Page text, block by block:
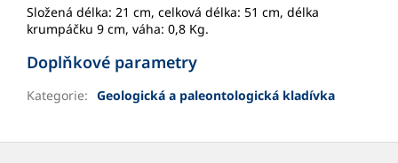
Složená délka: 21 cm, celková délka: 51 cm, délka
krumpáčku 9 cm, váha: 0,8 Kg.
Doplňkové parametry
Kategorie: Geologická a paleontologická kladívka
Z